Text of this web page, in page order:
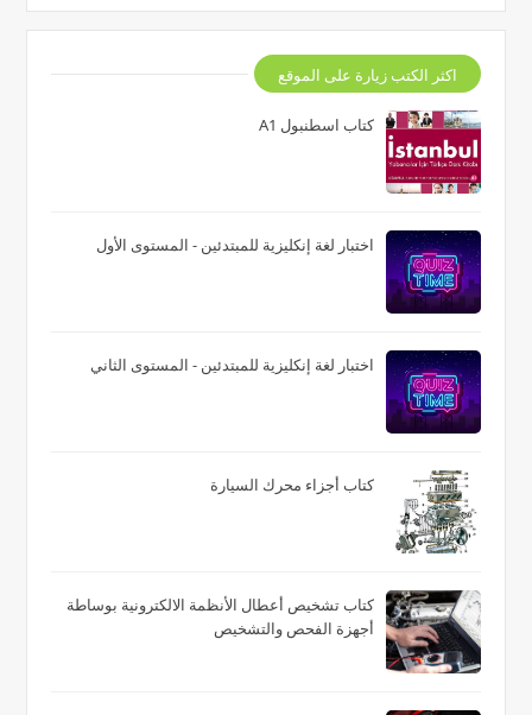
اكثر الكتب زيارة على الموقع
كتاب اسطنبول A1
اختبار لغة إنكليزية للمبتدئين - المستوى الأول
اختبار لغة إنكليزية للمبتدئين - المستوى الثاني
كتاب أجزاء محرك السيارة
كتاب تشخيص أعطال الأنظمة الالكترونية بوساطة
أجهزة الفحص والتشخيص